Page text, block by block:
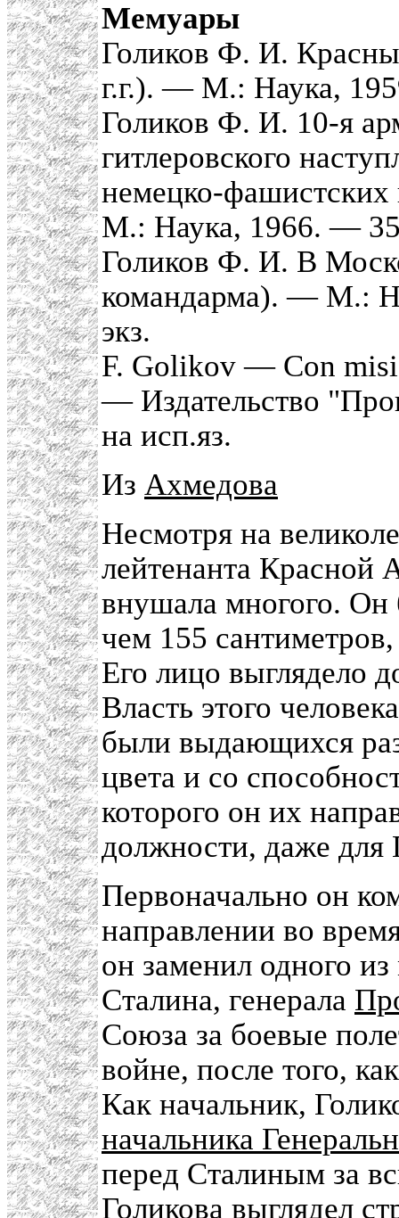
Мемуары
Голиков Ф. И.
г.г.). — М.: Наука,
Голиков Ф. И. 10-я
гитлеровского
немецко-
М.: Наука, 1966. —
Голиков Ф. И. В
командарма). — М.:
экз.
F. Golikov — Con
— Издательство
на исп.яз.
Из Ахмедова
Несмотря на
лейтенанта Красной
внушала многого.
чем 155
Его лицо выглядело
Власть этого
были выдающихся
цвета и со
которого он их
должности, даже для
Первоначально он
направлении во
он заменил одного
Сталина, генерала
Союза за боевые
войне, после того,
Как начальник,
начальника
перед Сталиным за
Голикова выглядел